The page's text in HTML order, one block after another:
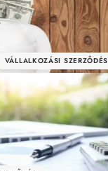
VÁLLALKOZÁSI SZERZŐDÉS